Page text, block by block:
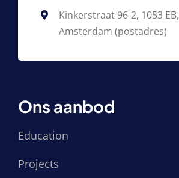
Kinkerstraat 96-2, 1053 EB,
Amsterdam (postadres)
Ons aanbod
Education
Projects